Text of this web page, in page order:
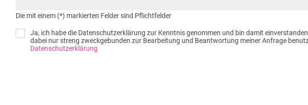
Die mit einem (*) markierten Felder sind Pflichtfelder
Ja, ich habe die Datenschutzerklärung zur Kenntnis genommen und bin damit
dabei nur streng zweckgebunden zur Bearbeitung und Beantwortung meiner Anfrage
Datenschutzerklärung